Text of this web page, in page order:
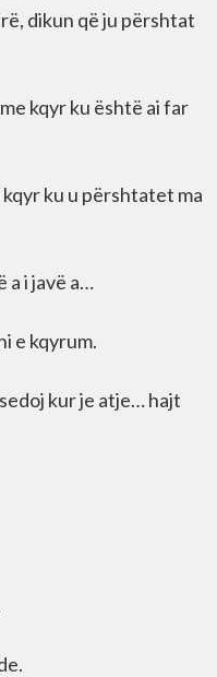
dikun që ju përshtat
kqyr ku është ai far
ku u përshtatet ma
a i javë a…
e kqyrum.
kur je atje… hajt